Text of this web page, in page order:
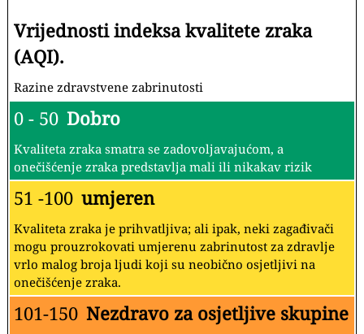
Vrijednosti indeksa kvalitete zraka
(AQI).
Razine zdravstvene zabrinutosti
0 - 50 Dobro
Kvaliteta zraka smatra se zadovoljavajućom, a
onečišćenje zraka predstavlja mali ili nikakav rizik
51 -100 umjeren
Kvaliteta zraka je prihvatljiva; ali ipak, neki zagađivači
mogu prouzrokovati umjerenu zabrinutost za zdravlje
vrlo malog broja ljudi koji su neobično osjetljivi na
onečišćenje zraka.
101-150 Nezdravo za osjetljive skupine